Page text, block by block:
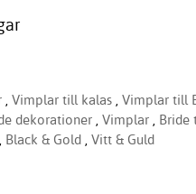
, Vimplar till kalas , Vimplar till
dekorationer , Vimplar , Bride
, Black & Gold , Vitt & Guld